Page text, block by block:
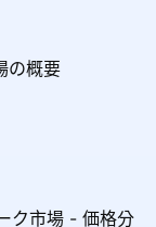
の概要
ク市場 - 価格分